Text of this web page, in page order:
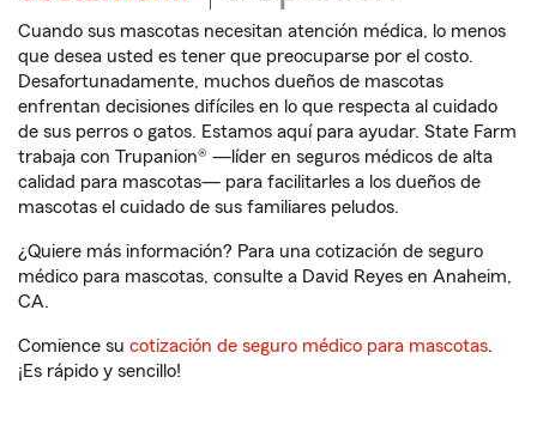
Cuando sus mascotas necesitan atención médica, lo menos
que desea usted es tener que preocuparse por el costo.
Desafortunadamente, muchos dueños de mascotas
enfrentan decisiones difíciles en lo que respecta al cuidado
de sus perros o gatos. Estamos aquí para ayudar. State Farm
trabaja con Trupanion® —líder en seguros médicos de alta
calidad para mascotas— para facilitarles a los dueños de
mascotas el cuidado de sus familiares peludos.
¿Quiere más información? Para una cotización de seguro
médico para mascotas, consulte a David Reyes en Anaheim,
CA.
Comience su cotización de seguro médico para mascotas.
¡Es rápido y sencillo!